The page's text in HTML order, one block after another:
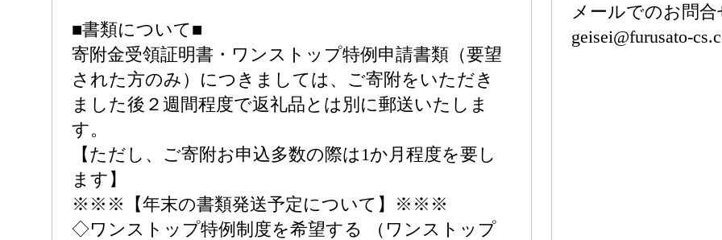
■書類について■
寄附金受領証明書・ワンストップ特例申請書類（要望
された方のみ）につきましては、ご寄附をいただき
ました後２週間程度で返礼品とは別に郵送いたしま
す。
【ただし、ご寄附お申込多数の際は1か月程度を要し
ます】
※※※【年末の書類発送予定について】※※※
◇ワンストップ特例制度を希望する （ワンストップ
メールでのお問合
geisei@furusato-